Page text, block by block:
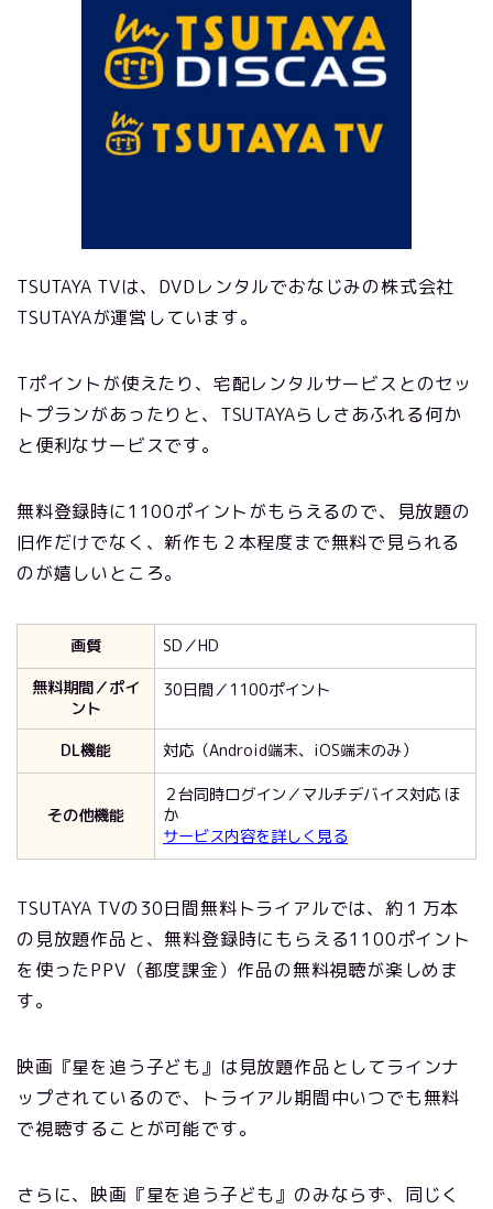
TSUTAYA TVは、DVDレンタルでおなじみの株式会社
TSUTAYAが運営しています。
Tポイントが使えたり、宅配レンタルサービスとのセッ
トプランがあったりと、TSUTAYAらしさあふれる何か
と便利なサービスです。
無料登録時に1100ポイントがもらえるので、見放題の
旧作だけでなく、新作も２本程度まで無料で見られる
のが嬉しいところ。
画質
SD／HD
無料期間／ポイ
ント
30日間／1100ポイント
DL機能 対応（Android端末、iOS端末のみ）
その他機能
２台同時ログイン／マルチデバイス対応 ほ
か
サービス内容を詳しく見る
TSUTAYA TVの30日間無料トライアルでは、約１万本
の見放題作品と、無料登録時にもらえる1100ポイント
を使ったPPV（都度課金）作品の無料視聴が楽しめま
す。
映画『星を追う子ども』は見放題作品としてラインナ
ップされているので、トライアル期間中いつでも無料
で視聴することが可能です。
さらに、映画『星を追う子ども』のみならず、同じく